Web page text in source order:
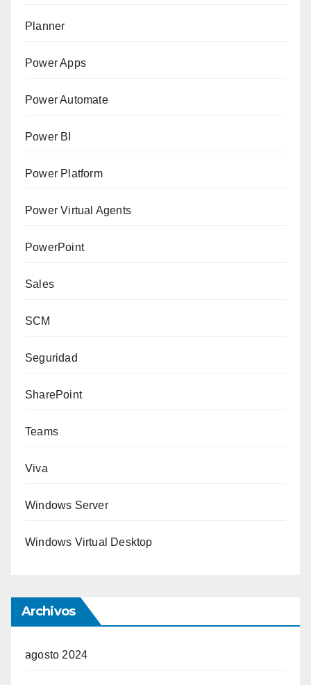
Planner
Power Apps
Power Automate
Power BI
Power Platform
Power Virtual Agents
PowerPoint
Sales
SCM
Seguridad
SharePoint
Teams
Viva
Windows Server
Windows Virtual Desktop
Archivos
agosto 2024